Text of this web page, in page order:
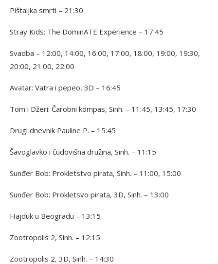
Pištaljka smrti – 21:30
Stray Kids: The DominATE Experience – 17:45
Svadba – 12:00, 14:00, 16:00, 17:00, 18:00, 19:00, 19:30,
20:00, 21:00, 22:00
Avatar: Vatra i pepeo, 3D – 16:45
Tom i Džeri: Čarobni kompas, Sinh. – 11:45, 13:45, 17:30
Drugi dnevnik Pauline P. – 15:45
Šavoglavko i čudovišna družina, Sinh. – 11:15
Sunđer Bob: Prokletstvo pirata, Sinh. – 11:00, 15:00
Sunđer Bob: Prokletsvo pirata, 3D, Sinh. – 13:00
Hajduk u Beogradu – 13:15
Zootropolis 2, Sinh. – 12:15
Zootropolis 2, 3D, Sinh. – 14:30